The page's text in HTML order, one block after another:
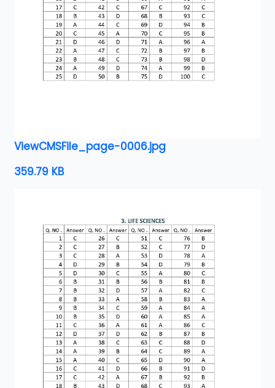
ViewCMSFile_page-0006.jpg
359.79 KB